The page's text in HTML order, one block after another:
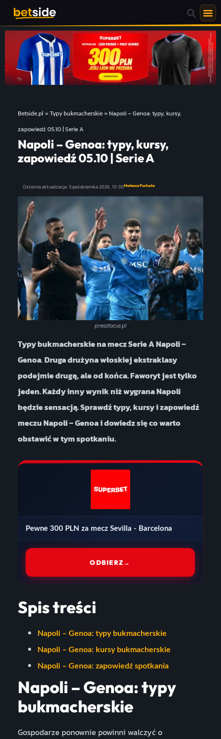
Betside.pl » Typy bukmacherskie»Napoli – Genoa: typy, kursy,
zapowiedź 05.10 | Serie A
Napoli – Genoa: typy, kursy,
zapowiedź 05.10 | Serie A
Ostatnia aktualizacja: 5 października 2025, 10:30Mateusz Puchała
pressfocus.pl
Typy bukmacherskie na mecz Serie A Napoli –
Genoa.Druga drużyna włoskiej ekstraklasy
podejmie drugą, ale od końca. Faworyt jest tylko
jeden. Każdy inny wynik niż wygrana Napoli
będzie sensacją. Sprawdź typy, kursy i zapowiedź
meczu Napoli – Genoa i dowiedz się co warto
obstawić w tym spotkaniu.
Pewne 300 PLN za mecz Sevilla - Barcelona
ODBIERZ→
Spis treści
Napoli – Genoa: typy bukmacherskie
Napoli – Genoa: kursy bukmacherskie
Napoli – Genoa: zapowiedź spotkania
Napoli – Genoa: typy
bukmacherskie
Gospodarze ponownie powinni walczyć o